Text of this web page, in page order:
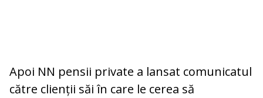
Apoi NN pensii private a lansat comunicatul
către clienții săi în care le cerea să